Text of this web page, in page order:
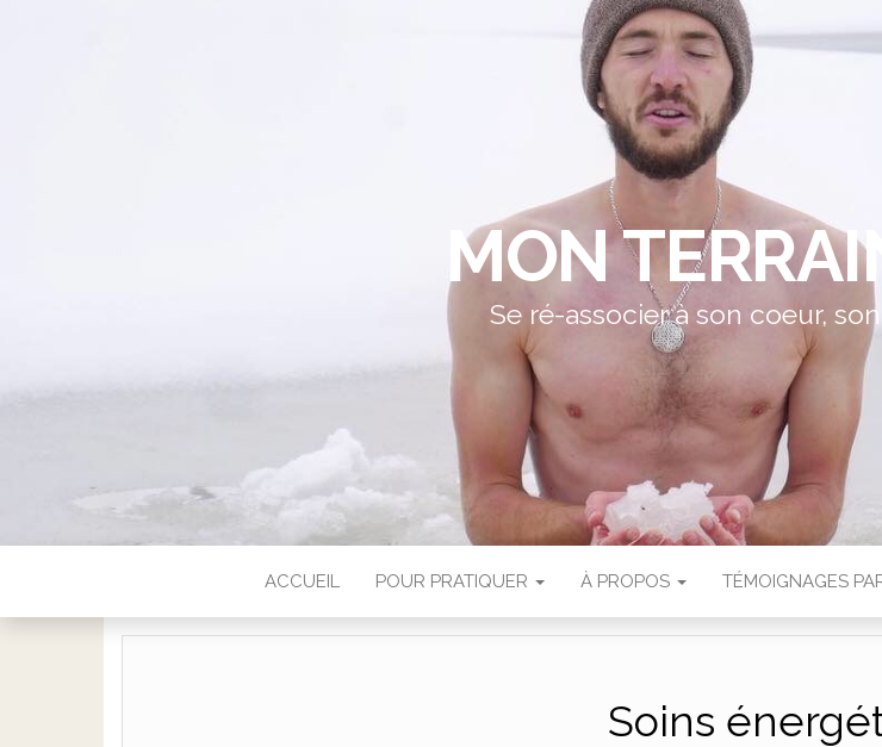
MON
Se ré-associer à son coeur,
ACCUEIL POUR PRATIQUER À PROPOS TÉMOIGNAGES
Soins